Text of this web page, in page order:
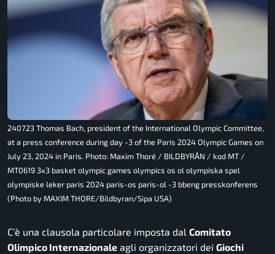
240723 Thomas Bach, president of the International Olympic Committee,
at a press conference during day -3 of the Paris 2024 Olympic Games on
July 23, 2024 in Paris. Photo: Maxim Thoré / BILDBYRÅN / kod MT /
MT0619 3x3 basket olympic games olympics os ol olympiska spel
olympiske leker paris 2024 paris-os paris-ol -3 bbeng presskonferens
(Photo by MAXIM THORE/Bildbyran/Sipa USA)
C’è una clausola particolare imposta dal Comitato
Olimpico Internazionale agli organizzatori dei Giochi